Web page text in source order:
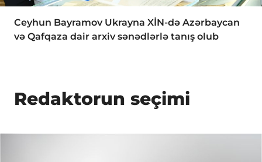
Ceyhun Bayramov Ukrayna XİN-də Azərbaycan
və Qafqaza dair arxiv sənədlərlə tanış olub
Redaktorun seçimi